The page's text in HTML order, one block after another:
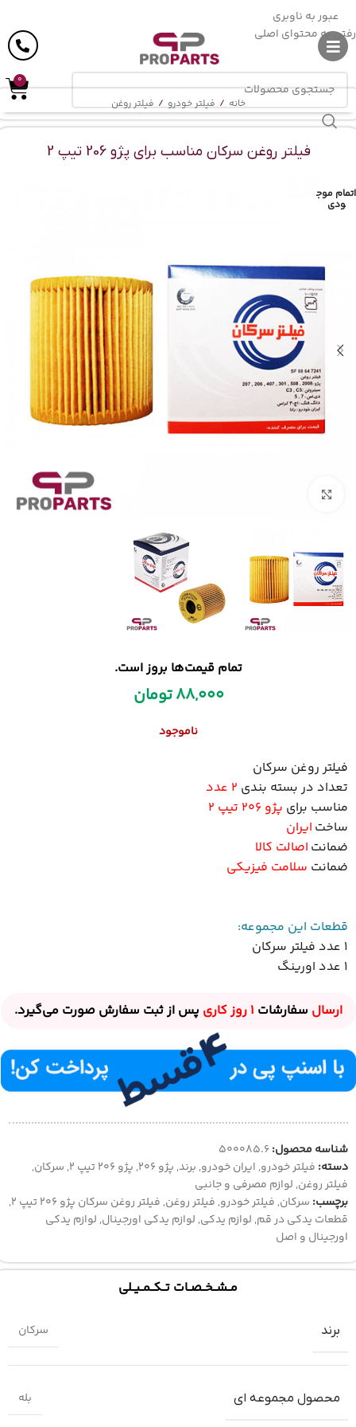
عبور به ناوبری
رفتن به محتوای اصلی
ارسال رایگان
0
خانه/فیلتر خودرو/فیلتر روغن
فیلتر روغن‌ سرکان مناسب برای پژو 206 تیپ 2
اتمام موج
ودی
تمام قیمت‌ها بروز است.
88,000تومان
ناموجود
فیلتر روغن‌ سرکان
تعداد در بسته بندی 2 عدد
مناسب برای پژو 206 تیپ 2
ساخت ایران
ضمانت اصالت کالا
ضمانت سلامت فیزیکی
قطعات این مجموعه:
1 عدد فیلتر سرکان
1 عدد اورینگ
ارسال سفارشات 1 روز کاری پس از ثبت سفارش صورت می‌گیرد.
شناسه محصول: 500085.6
دسته: فیلتر خودرو, ایران خودرو, برند, پژو 206 , پژو 206 تیپ 2 , سرکان,
فیلتر روغن, لوازم مصرفی و جانبی
برچسب: سرکان, فیلتر خودرو, فیلتر روغن‌, فیلتر روغن‌ سرکان پژو 206 تیپ 2
,
قطعات یدکی در قم, لوازم یدکی, لوازم یدکی اورجینال, لوازم یدکی
اورجینال و اصل
مــشــخــصــات تــکــمــیــلی
برند سرکان
محصول مجموعه ای بله